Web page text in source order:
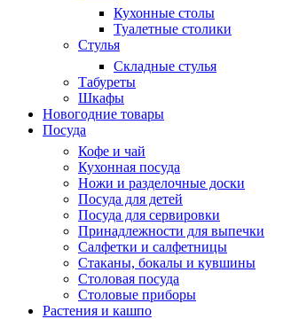
Кухонные столы
Туалетные столики
Стулья
Складные стулья
Табуреты
Шкафы
Новогодние товары
Посуда
Кофе и чай
Кухонная посуда
Ножи и разделочные доски
Посуда для детей
Посуда для сервировки
Принадлежности для выпечки
Салфетки и салфетницы
Стаканы, бокалы и кувшины
Столовая посуда
Столовые приборы
Растения и кашпо